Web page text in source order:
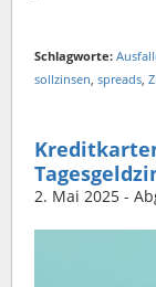
Schlagworte:
sollzinsen, spreads,
2. Mai 2025 -